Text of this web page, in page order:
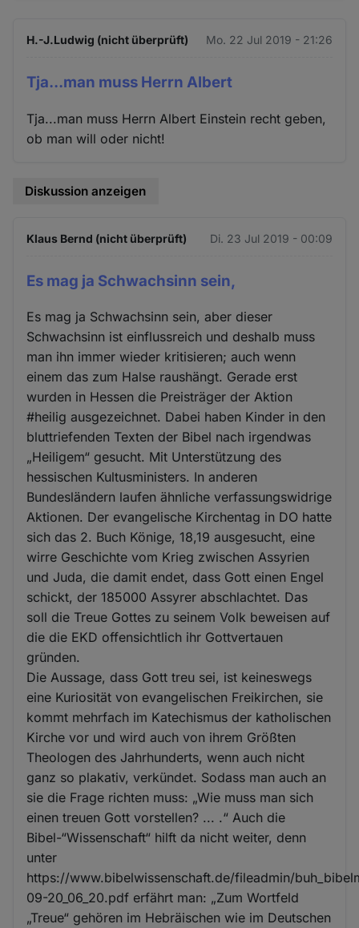
H.-J.Ludwig (nicht überprüft) Mo. 22 Jul 2019 - 21:26
Tja...man muss Herrn Albert
Tja...man muss Herrn Albert Einstein recht geben,
ob man will oder nicht!
Diskussion anzeigen
Klaus Bernd (nicht überprüft) Di. 23 Jul 2019 - 00:09
Es mag ja Schwachsinn sein,
Es mag ja Schwachsinn sein, aber dieser
Schwachsinn ist einflussreich und deshalb muss
man ihn immer wieder kritisieren; auch wenn
einem das zum Halse raushängt. Gerade erst
wurden in Hessen die Preisträger der Aktion
#heilig ausgezeichnet. Dabei haben Kinder in den
bluttriefenden Texten der Bibel nach irgendwas
„Heiligem“ gesucht. Mit Unterstützung des
hessischen Kultusministers. In anderen
Bundesländern laufen ähnliche verfassungswidrige
Aktionen. Der evangelische Kirchentag in DO hatte
sich das 2. Buch Könige, 18,19 ausgesucht, eine
wirre Geschichte vom Krieg zwischen Assyrien
und Juda, die damit endet, dass Gott einen Engel
schickt, der 185000 Assyrer abschlachtet. Das
soll die Treue Gottes zu seinem Volk beweisen auf
die die EKD offensichtlich ihr Gottvertauen
gründen.
Die Aussage, dass Gott treu sei, ist keineswegs
eine Kuriosität von evangelischen Freikirchen, sie
kommt mehrfach im Katechismus der katholischen
Kirche vor und wird auch von ihrem Größten
Theologen des Jahrhunderts, wenn auch nicht
ganz so plakativ, verkündet. Sodass man auch an
sie die Frage richten muss: „Wie muss man sich
einen treuen Gott vorstellen? ... .“ Auch die
Bibel-“Wissenschaft“ hilft da nicht weiter, denn
unter
https://www.bibelwissenschaft.de/fileadmin/
09-20_06_20.pdf erfährt man: „Zum Wortfeld
„Treue“ gehören im Hebräischen wie im Deutschen